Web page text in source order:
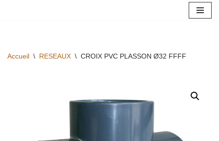
contenu
Accueil \ RESEAUX \ CROIX PVC PLASSON Ø32 FFFF